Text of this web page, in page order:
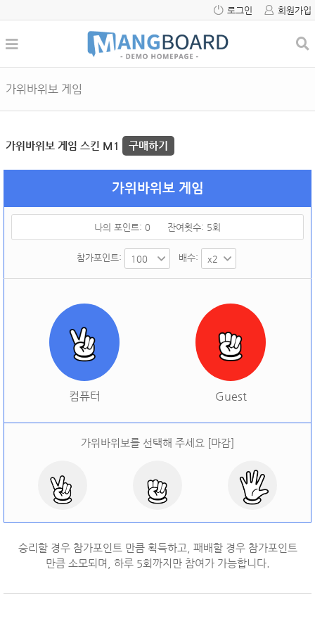
로그인 회원가입
가위바위보 게임
가위바위보 게임 스킨 M1 구매하기
가위바위보 게임
나의 포인트: 0 잔여횟수: 5회
참가포인트: 배수:
컴퓨터 Guest
가위바위보를 선택해 주세요 [마감]
오늘 승률: 오늘 결과: ]
승리할 경우 참가포인트 만큼 획득하고, 패배할 경우 참가포인트
만큼 소모되며, 하루 5회까지만 참여가 가능합니다.